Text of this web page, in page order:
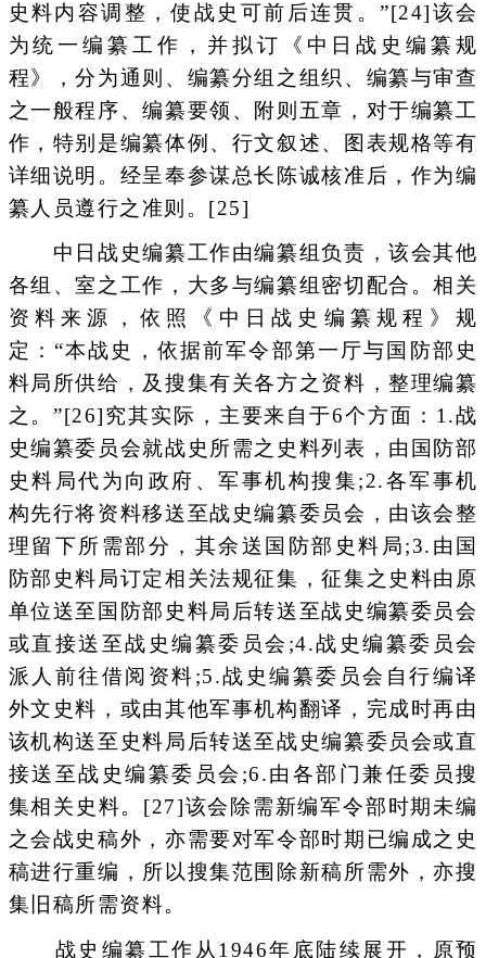
史料内容调整，使战史可前后连贯。”[24]该会
为统一编纂工作，并拟订《中日战史编纂规
程》，分为通则、编纂分组之组织、编纂与审查
之一般程序、编纂要领、附则五章，对于编纂工
作，特别是编纂体例、行文叙述、图表规格等有
详细说明。经呈奉参谋总长陈诚核准后，作为编
纂人员遵行之准则。[25]
中日战史编纂工作由编纂组负责，该会其他
各组、室之工作，大多与编纂组密切配合。相关
资料来源，依照《中日战史编纂规程》规
定：“本战史，依据前军令部第一厅与国防部史
料局所供给，及搜集有关各方之资料，整理编纂
之。”[26]究其实际，主要来自于6个方面：1.战
史编纂委员会就战史所需之史料列表，由国防部
史料局代为向政府、军事机构搜集;2.各军事机
构先行将资料移送至战史编纂委员会，由该会整
理留下所需部分，其余送国防部史料局;3.由国
防部史料局订定相关法规征集，征集之史料由原
单位送至国防部史料局后转送至战史编纂委员会
或直接送至战史编纂委员会;4.战史编纂委员会
派人前往借阅资料;5.战史编纂委员会自行编译
外文史料，或由其他军事机构翻译，完成时再由
该机构送至史料局后转送至战史编纂委员会或直
接送至战史编纂委员会;6.由各部门兼任委员搜
集相关史料。[27]该会除需新编军令部时期未编
之会战史稿外，亦需要对军令部时期已编成之史
稿进行重编，所以搜集范围除新稿所需外，亦搜
集旧稿所需资料。
战史编纂工作从1946年底陆续展开，原预